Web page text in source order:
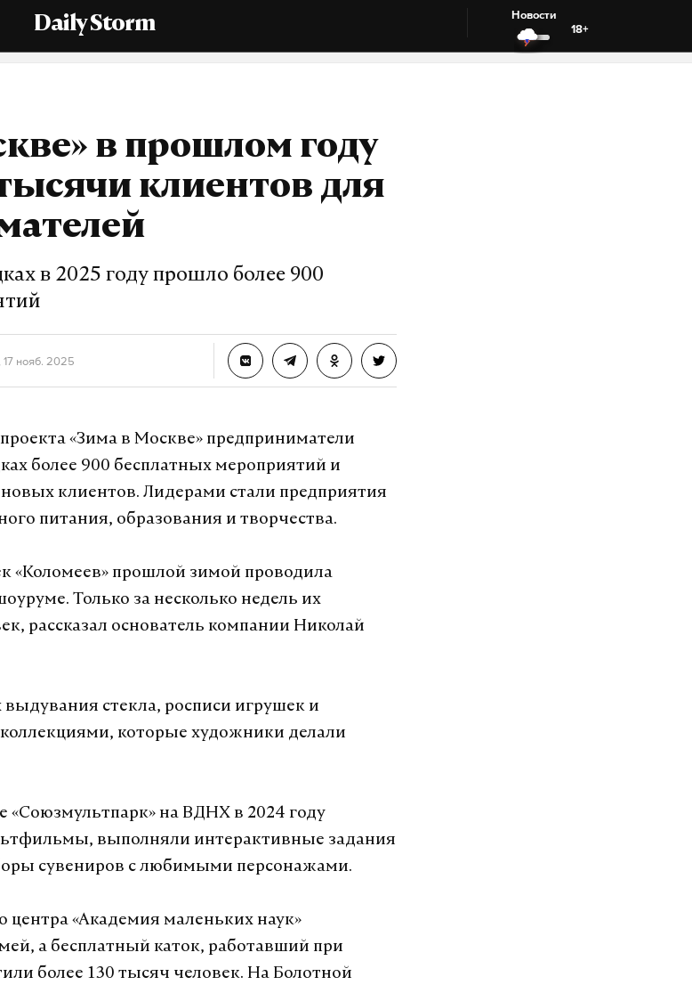
Daily Storm
Новости
18+
в прошлом году
клиентов для
в 2025 году прошло более 900
17 нояб. 2025
«Зима в Москве» предприниматели
более 900 бесплатных мероприятий и
клиентов. Лидерами стали предприятия
питания, образования и творчества.
«Коломеев» прошлой зимой проводила
Только за несколько недель их
рассказал основатель компании Николай
выдувания стекла, росписи игрушек и
которые художники делали
«Союзмультпарк» на ВДНХ в 2024 году
выполняли интерактивные задания
сувениров с любимыми персонажами.
центра «Академия маленьких наук»
а бесплатный каток, работавший при
более 130 тысяч человек. На Болотной